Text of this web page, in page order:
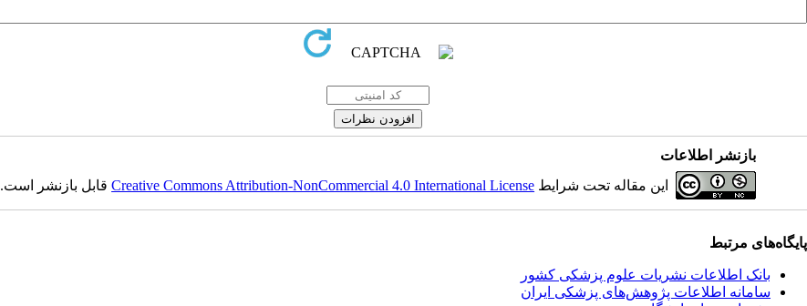
بازنشر اطلاعات
این مقاله تحت شرایط Creative Commons Attribution-NonCommercial 4.0 International Licenseقابل بازنشر است.
پایگاه‌های مرتبط
بانک اطلاعات نشریات علوم پزشکی کشور
سامانه اطلاعات پژوهش‌های پزشکی ایران